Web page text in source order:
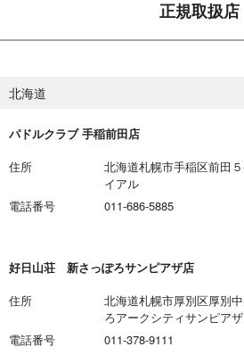
正規取扱店
北海道
パドルクラブ 手稲前田店
住所
北海道札幌市手稲区前田
イアル
電話番号
011-686-5885
好日山荘 新さっぽろサンピアザ店
住所
北海道札幌市厚別区厚別
ろアークシティサンピア
電話番号
011-378-9111